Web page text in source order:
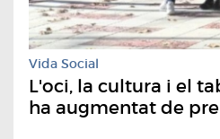
Vida Social
L'oci, la cultura i el
ha augmentat de